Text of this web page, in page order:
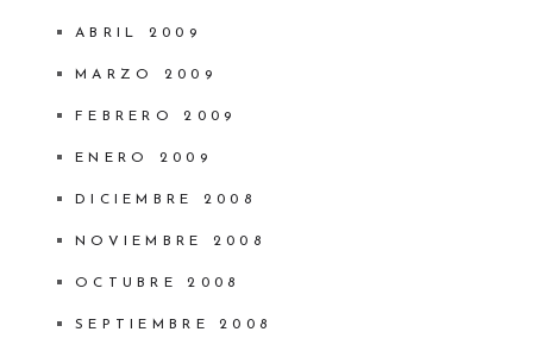
ABRIL 2009
MARZO 2009
FEBRERO 2009
ENERO 2009
DICIEMBRE 2008
NOVIEMBRE 2008
OCTUBRE 2008
SEPTIEMBRE 2008